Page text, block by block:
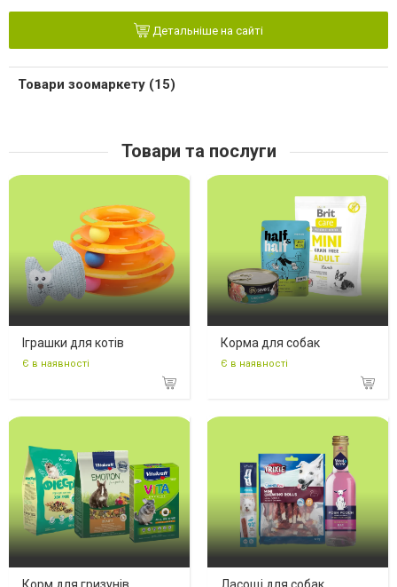
Детальніше на сайті
Товари зоомаркету (15)
Товари та послуги
Іграшки для котів
Є в наявності
Корма для собак
Є в наявності